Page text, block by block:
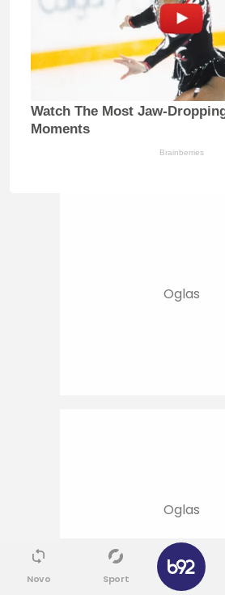
Watch The Most
Moments
Brainberries
Novo Sport
✕